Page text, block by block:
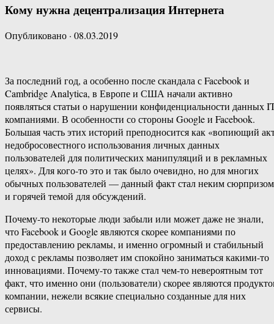
Кому нужна децентрализация Интернета
Опубликовано · 08.03.2019
За последний год, а особенно после скандала с Facebook и
Cambridge Analytica, в Европе и США начали активно
появляться статьи о нарушении конфиденциальности данных
компаниями. В особенности со стороны Google и Facebook.
Большая часть этих историй преподносится как «вопиющий
недобросовестного использования личных данных
пользователей для политических манипуляций и в рекламных
целях». Для кого-то это и так было очевидно, но для многих
обычных пользователей — данный факт стал неким сюрпризом
и горячей темой для обсуждений.
Почему-то некоторые люди забыли или может даже не знали,
что Facebook и Google являются скорее компаниями по
предоставлению рекламы, и именно огромный и стабильный
доход с рекламы позволяет им спокойно заниматься какими-то
инновациями. Почему-то также стал чем-то невероятным тот
факт, что именно они (пользователи) скорее являются
компании, нежели всякие специально созданные для них
сервисы.